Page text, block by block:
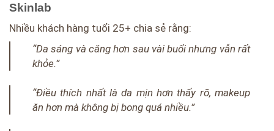
Skinlab
Nhiều khách hàng tuổi 25+ chia sẻ rằng:
“Da sáng và căng hơn sau vài buổi nhưng vẫn rất
khỏe.”
“Điều thích nhất là da mịn hơn thấy rõ, makeup
ăn hơn mà không bị bong quá nhiều.”